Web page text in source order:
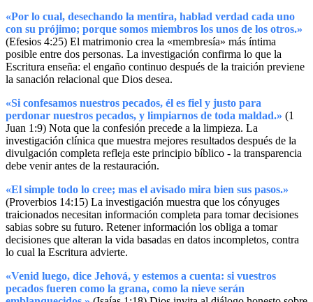
«Por lo cual, desechando la mentira, hablad verdad cada uno
con su prójimo; porque somos miembros los unos de los otros.»
(Efesios 4:25) El matrimonio crea la «membresía» más íntima
posible entre dos personas. La investigación confirma lo que la
Escritura enseña: el engaño continuo después de la traición previene
la sanación relacional que Dios desea.
«Si confesamos nuestros pecados, él es fiel y justo para
perdonar nuestros pecados, y limpiarnos de toda maldad.» (1
Juan 1:9) Nota que la confesión precede a la limpieza. La
investigación clínica que muestra mejores resultados después de la
divulgación completa refleja este principio bíblico - la transparencia
debe venir antes de la restauración.
«El simple todo lo cree; mas el avisado mira bien sus pasos.»
(Proverbios 14:15) La investigación muestra que los cónyuges
traicionados necesitan información completa para tomar decisiones
sabias sobre su futuro. Retener información los obliga a tomar
decisiones que alteran la vida basadas en datos incompletos, contra
lo cual la Escritura advierte.
«Venid luego, dice Jehová, y estemos a cuenta: si vuestros
pecados fueren como la grana, como la nieve serán